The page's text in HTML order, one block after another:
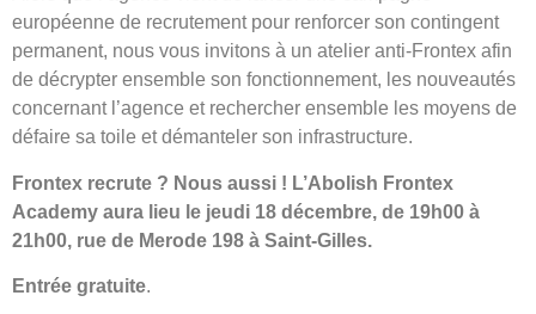
européenne de recrutement pour renforcer son contingent
permanent, nous vous invitons à un atelier anti-Frontex afin
de décrypter ensemble son fonctionnement, les nouveautés
concernant l’agence et rechercher ensemble les moyens de
défaire sa toile et démanteler son infrastructure.
Frontex recrute ? Nous aussi ! L’Abolish Frontex
Academy aura lieu le jeudi 18 décembre, de 19h00 à
21h00, rue de Merode 198 à Saint-Gilles.
Entrée gratuite.